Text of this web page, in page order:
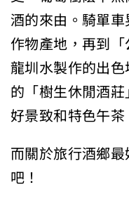
酒的來由。騎單
作物產地，再到
龍圳水製作的出
的「樹生休閒酒
好景致和特色午
而關於旅行酒鄉
吧！